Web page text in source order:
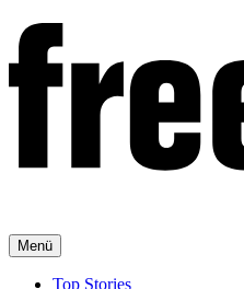
Menü
Top Stories